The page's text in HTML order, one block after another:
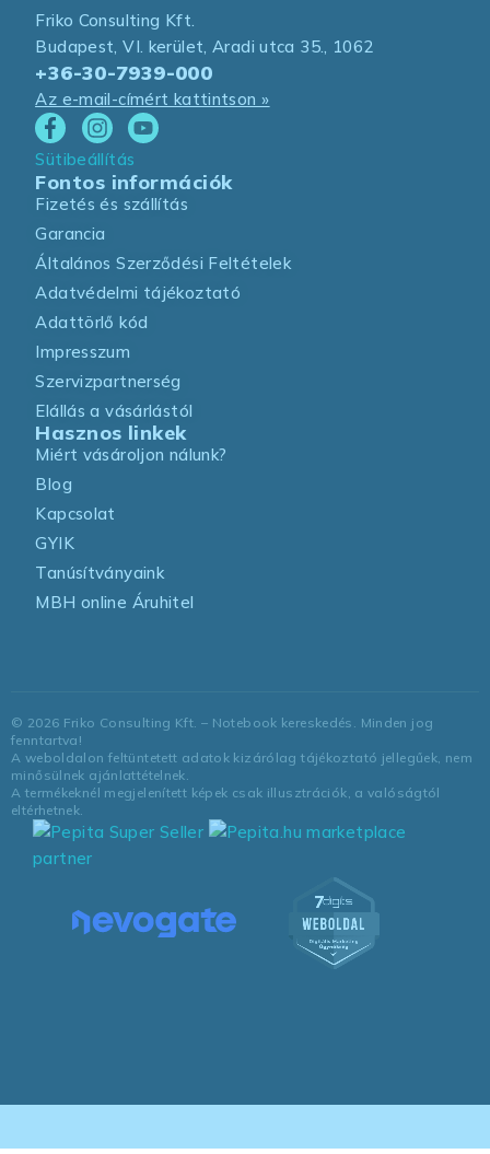
Friko Consulting Kft.
Budapest, VI. kerület, Aradi utca 35., 1062
+36-30-7939-000
Az e-mail-címért kattintson »
Sütibeállítás
Fontos információk
Fizetés és szállítás
Garancia
Általános Szerződési Feltételek
Adatvédelmi tájékoztató
Adattörlő kód
Impresszum
Szervizpartnerség
Elállás a vásárlástól
Hasznos linkek
Miért vásároljon nálunk?
Blog
Kapcsolat
GYIK
Tanúsítványaink
MBH online Áruhitel
© 2026 Friko Consulting Kft. – Notebook kereskedés. Minden jog
fenntartva!
A weboldalon feltüntetett adatok kizárólag tájékoztató jellegűek, nem
minősülnek ajánlattételnek.
A termékeknél megjelenített képek csak illusztrációk, a valóságtól
eltérhetnek.
marketplace
partner